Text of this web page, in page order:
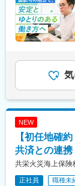
分」駅よ
車通勤
駅」より
の詳細は
NEW
【初任地確
共済との連
共栄火災海上保険
正社員 職種未